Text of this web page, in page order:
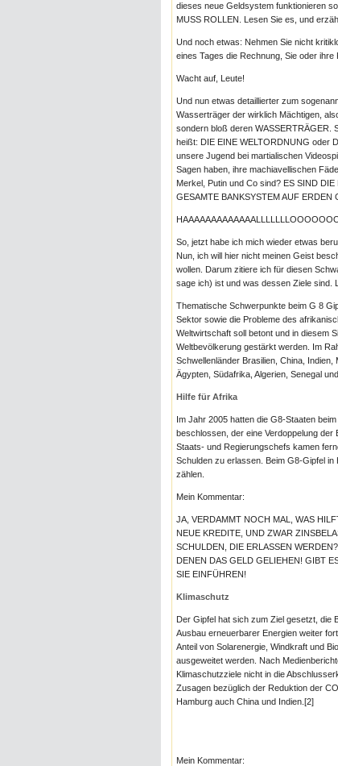
dieses neue Geldsystem funktionieren
MUSS ROLLEN. Lesen Sie es, und
Und noch etwas: Nehmen Sie nicht
eines Tages die Rechnung, Sie oder ihre
Wacht auf, Leute!
Und nun etwas detaillierter zum
Wasserträger der wirklich Mächtigen,
sondern bloß deren WASSERTRÄGER.
heißt: DIE EINE WELTORDNUNG oder
unsere Jugend bei martialischen
Sagen haben, ihre machiavellischen
Merkel, Putin und Co sind? ES SIND
GESAMTE BANKSYSTEM AUF
So, jetzt habe ich mich wieder etwas
Nun, ich will hier nicht meinen Geist
wollen. Darum zitiere ich für diesen
sage ich) ist und was dessen Ziele sind.
Thematische Schwerpunkte beim G 8
Sektor sowie die Probleme des
Weltwirtschaft soll betont und in diesem
Weltbevölkerung gestärkt werden. Im
Schwellenländer Brasilien, China,
Ägypten, Südafrika, Algerien, Senegal
Hilfe für Afrika
Im Jahr 2005 hatten die G8-Staaten
beschlossen, der eine Verdoppelung der
Staats- und Regierungschefs kamen
Schulden zu erlassen. Beim G8-Gipfel
zählen.
Mein Kommentar:
JA, VERDAMMT NOCH MAL, WAS
NEUE KREDITE, UND ZWAR
SCHULDEN, DIE ERLASSEN
DENEN DAS GELD GELIEHEN! GIBT
SIE EINFÜHREN!
Klimaschutz
Der Gipfel hat sich zum Ziel gesetzt, die
Ausbau erneuerbarer Energien weiter
Anteil von Solarenergie, Windkraft und
ausgeweitet werden. Nach
Klimaschutzziele nicht in die
Zusagen bezüglich der Reduktion der
Hamburg auch China und Indien.[2]
Mein Kommentar: